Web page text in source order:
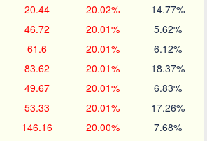
20.44 20.02% 14.77%
46.72 20.01% 5.62%
61.6 20.01% 6.12%
83.62 20.01% 18.37%
49.67 20.01% 6.83%
53.33 20.01% 17.26%
146.16 20.00% 7.68%